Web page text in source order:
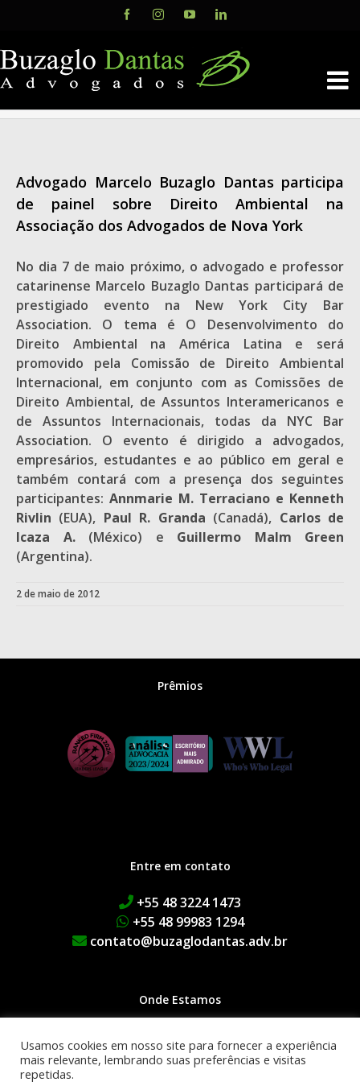
content
FacebookInstagramYouTubeLinkedIn
Advogado Marcelo Buzaglo Dantas participa
de painel sobre Direito Ambiental na
Associação dos Advogados de Nova York
No dia 7 de maio próximo, o advogado e professor
catarinense Marcelo Buzaglo Dantas participará de
prestigiado evento na New York City Bar
Association. O tema é O Desenvolvimento do
Direito Ambiental na América Latina e será
promovido pela Comissão de Direito Ambiental
Internacional, em conjunto com as Comissões de
Direito Ambiental, de Assuntos Interamericanos e
de Assuntos Internacionais, todas da NYC Bar
Association. O evento é dirigido a advogados,
empresários, estudantes e ao público em geral e
também contará com a presença dos seguintes
participantes: Annmarie M. Terraciano e Kenneth
Rivlin (EUA), Paul R. Granda (Canadá), Carlos de
Icaza A.(México) e Guillermo Malm Green
(Argentina).
2 de maio de 2012
Prêmios
Entre em contato
+55 48 3224 1473
+55 48 99983 1294
contato@buzaglodantas.adv.br
Onde Estamos
Rua Adolfo Melo, 38 | Centro
Edifício Executive Manhattan
Usamos cookies em nosso site para fornecer a experiência
mais relevante, lembrando suas preferências e visitas
repetidas.